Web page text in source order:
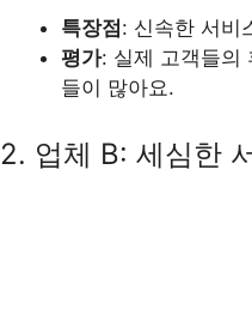
특장점: 신속한 서비
평가: 실제 고객들의
들이 많아요.
2. 업체 B: 세심한